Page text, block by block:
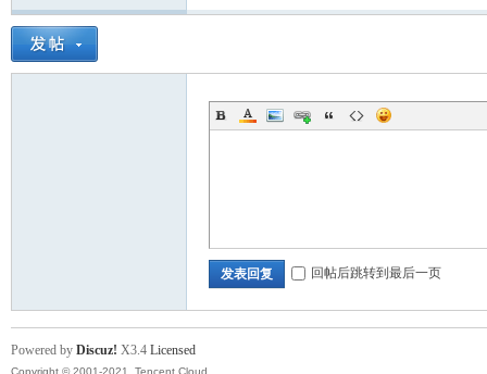
发表回复 回帖后跳转到最后一页
Powered by Discuz! X3.4 Licensed
Copyright © 2001-2021, Tencent Cloud.